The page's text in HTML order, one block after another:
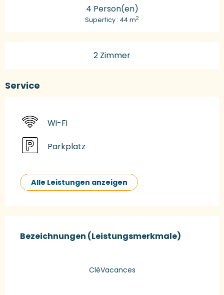
4 Person(en)
Superficy : 44 m2
2 Zimmer
Service
Wi-Fi
Parkplatz
Alle Leistungen anzeigen
Bezeichnungen (Leistungsmerkmale)
Bezeichnungen (Leistungsmerkmale)
CléVacances